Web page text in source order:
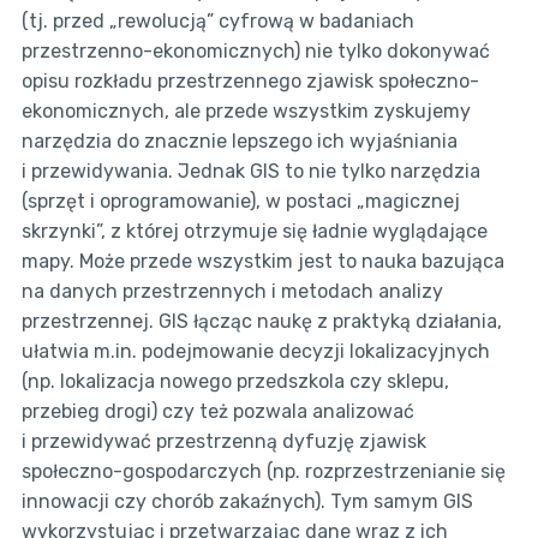
(tj. przed „rewolucją” cyfrową w badaniach
przestrzenno-ekonomicznych) nie tylko dokonywać
opisu rozkładu przestrzennego zjawisk społeczno-
ekonomicznych, ale przede wszystkim zyskujemy
narzędzia do znacznie lepszego ich wyjaśniania
i przewidywania. Jednak GIS to nie tylko narzędzia
(sprzęt i oprogramowanie), w postaci „magicznej
skrzynki”, z której otrzymuje się ładnie wyglądające
mapy. Może przede wszystkim jest to nauka bazująca
na danych przestrzennych i metodach analizy
przestrzennej. GIS łącząc naukę z praktyką działania,
ułatwia m.in. podejmowanie decyzji lokalizacyjnych
(np. lokalizacja nowego przedszkola czy sklepu,
przebieg drogi) czy też pozwala analizować
i przewidywać przestrzenną dyfuzję zjawisk
społeczno-gospodarczych (np. rozprzestrzenianie się
innowacji czy chorób zakaźnych). Tym samym GIS
wykorzystując i przetwarzając dane wraz z ich